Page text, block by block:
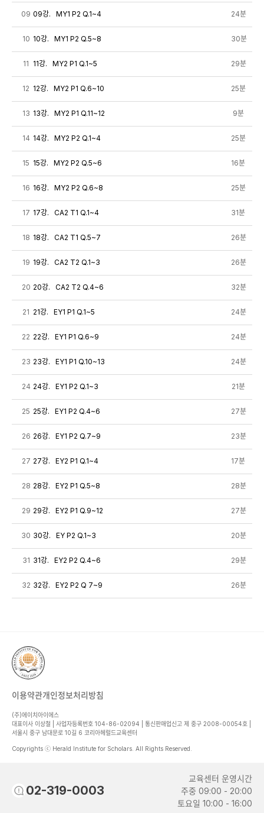
09 09강. MY1 P2 Q.1~4 24분
10 10강. MY1 P2 Q.5~8 30분
11 11강. MY2 P1 Q.1~5 29분
12 12강. MY2 P1 Q.6~10 25분
13 13강. MY2 P1 Q.11~12 9분
14 14강. MY2 P2 Q.1~4 25분
15 15강. MY2 P2 Q.5~6 16분
16 16강. MY2 P2 Q.6~8 25분
17 17강. CA2 T1 Q.1~4 31분
18 18강. CA2 T1 Q.5~7 26분
19 19강. CA2 T2 Q.1~3 26분
20 20강. CA2 T2 Q.4~6 32분
21 21강. EY1 P1 Q.1~5 24분
22 22강. EY1 P1 Q.6~9 24분
23 23강. EY1 P1 Q.10~13 24분
24 24강. EY1 P2 Q.1~3 21분
25 25강. EY1 P2 Q.4~6 27분
26 26강. EY1 P2 Q.7~9 23분
27 27강. EY2 P1 Q.1~4 17분
28 28강. EY2 P1 Q.5~8 28분
29 29강. EY2 P1 Q.9~12 27분
30 30강. EY P2 Q.1~3 20분
31 31강. EY2 P2 Q.4~6 29분
32 32강. EY2 P2 Q 7~9 26분
이용약관개인정보처리방침
(주)에이치아이에스
대표이사 이상철 | 사업자등록번호 104-86-02094 | 통신판매업신고 제 중구 2008-00054호 |
서울시 중구 남대문로 10길 6 코리아헤럴드교육센터
Copyrights ⓒ Herald Institute for Scholars. All Rights Reserved.
02-319-0003
교육센터 운영시간
주중 09:00 - 20:00
토요일 10:00 - 16:00